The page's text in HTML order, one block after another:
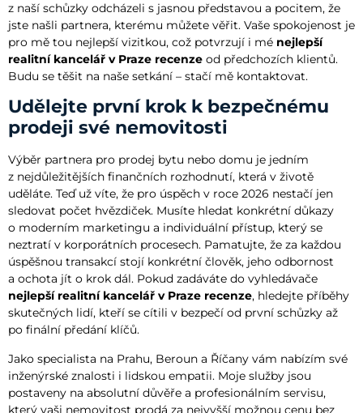
z naší schůzky odcházeli s jasnou představou a pocitem, že
jste našli partnera, kterému můžete věřit. Vaše spokojenost je
pro mě tou nejlepší vizitkou, což potvrzují i mé nejlepší
realitní kancelář v Praze recenze od předchozích klientů.
Budu se těšit na naše setkání – stačí mě kontaktovat.
Udělejte první krok k bezpečnému
prodeji své nemovitosti
Výběr partnera pro prodej bytu nebo domu je jedním
z nejdůležitějších finančních rozhodnutí, která v životě
uděláte. Teď už víte, že pro úspěch v roce 2026 nestačí jen
sledovat počet hvězdiček. Musíte hledat konkrétní důkazy
o moderním marketingu a individuální přístup, který se
neztratí v korporátních procesech. Pamatujte, že za každou
úspěšnou transakcí stojí konkrétní člověk, jeho odbornost
a ochota jít o krok dál. Pokud zadáváte do vyhledávače
nejlepší realitní kancelář v Praze recenze, hledejte příběhy
skutečných lidí, kteří se cítili v bezpečí od první schůzky až
po finální předání klíčů.
Jako specialista na Prahu, Beroun a Říčany vám nabízím své
inženýrské znalosti i lidskou empatii. Moje služby jsou
postaveny na absolutní důvěře a profesionálním servisu,
který vaši nemovitost prodá za nejvyšší možnou cenu bez